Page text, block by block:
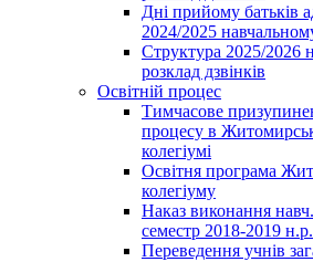
Дні прийому батьків
2024/2025
Структура 2025/2026
розклад дзвінків
Освітній процес
Тимчасове
процесу в
колегіумі
Освітня програма
колегіуму
Наказ виконання
семестр 2018-2019 н.р.
Переведення учнів